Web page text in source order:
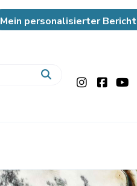
Mein personalisierter Bericht